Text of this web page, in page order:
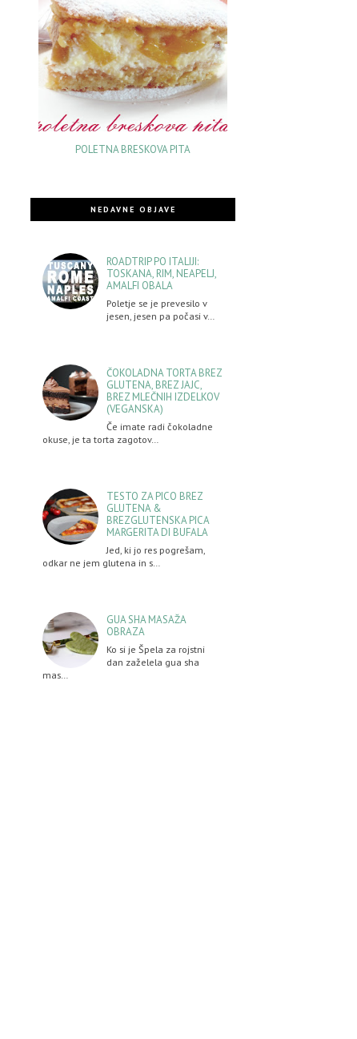
POLETNA BRESKOVA PITA
NEDAVNE OBJAVE
ROADTRIP PO ITALIJI:
TOSKANA, RIM, NEAPELJ,
AMALFI OBALA
Poletje se je prevesilo v
jesen, jesen pa počasi v…
ČOKOLADNA TORTA BREZ
GLUTENA, BREZ JAJC,
BREZ MLEČNIH IZDELKOV
(VEGANSKA)
Če imate radi čokoladne
okuse, je ta torta zagotov…
TESTO ZA PICO BREZ
GLUTENA &
BREZGLUTENSKA PICA
MARGERITA DI BUFALA
Jed, ki jo res pogrešam,
odkar ne jem glutena in s…
GUA SHA MASAŽA
OBRAZA
Ko si je Špela za rojstni
dan zaželela gua sha
mas…